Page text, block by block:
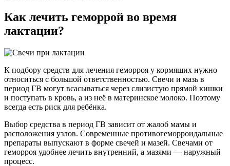
Как лечить геморрой во время
лактации?
К подбору средств для лечения геморроя у кормящих нужно
относиться с большой ответственностью. Свечи и мазь в
период ГВ могут всасываться через слизистую прямой кишки
и поступать в кровь, а из неё в материнское молоко. Поэтому
всегда есть риск для ребёнка.
Выбор средства в период ГВ зависит от жалоб мамы и
расположения узлов. Современные противогеморроидальные
препараты выпускают в форме свечей и мазей. Свечами от
геморроя удобнее лечить внутренний, а мазями — наружный
процесс.